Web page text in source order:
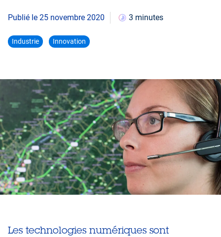
Publié le 25 novembre 2020 3 minutes
Industrie Innovation
Les technologies numériques sont